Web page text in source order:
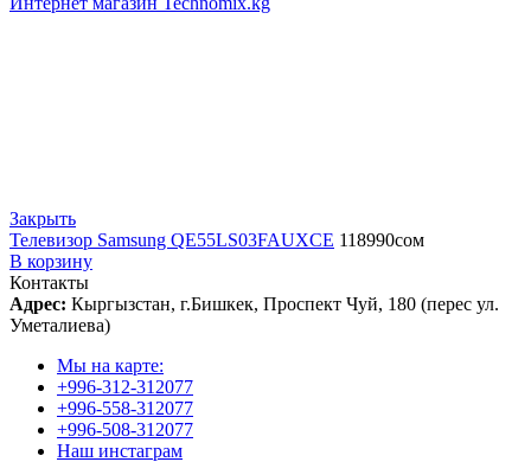
Закрыть
Телевизор Samsung QE55LS03FAUXCE 118990сом
В корзину
Контакты
Адрес: Кыргызстан, г.Бишкек, Проспект Чуй, 180 (перес ул.
Уметалиева)
Мы на карте:
+996-312-312077
+996-558-312077
+996-508-312077
Наш инстаграм